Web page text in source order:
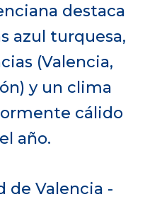
destaca
azul turquesa,
(Valencia,
y un clima
cálido
año.
de Valencia -